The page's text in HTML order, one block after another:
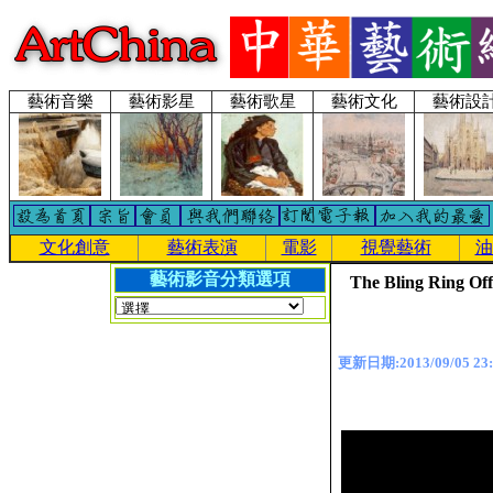
藝術音樂 藝術影星 藝術歌星 藝術文化 藝術設
文化創意 藝術表演 電影 視覺藝術
藝術影音分類選項
The Bling Ring
更新日期:2013/09/05